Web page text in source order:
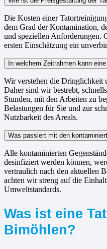
Die Kosten einer
dem Grad der Kontamination,
und speziellen Anforderungen.
ersten Einschätzung ein
In welchem Zeitrahmen kann
Wir verstehen die Dringlichkeit
Daher sind wir bestrebt,
Stunden, mit den Arbeiten zu
Belastungen für Sie und zur
Nutzbarkeit des Areals.
Was passiert mit den
Alle kontaminierten
desinfiziert werden können,
vertraulich nach den aktuellen
achten wir streng auf die
Umweltstandards.
Was ist eine
Bimöhlen?